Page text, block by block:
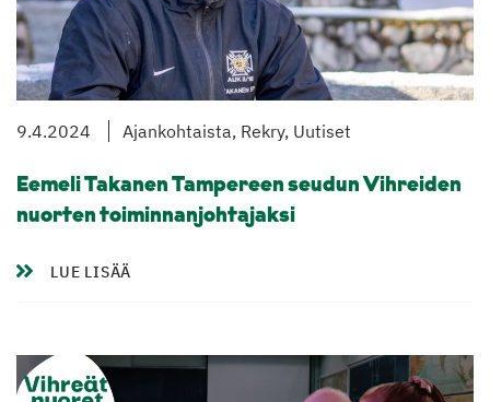
9.4.2024 Ajankohtaista, Rekry, Uutiset
Eemeli Takanen Tampereen seudun Vihreiden
nuorten toiminnanjohtajaksi
LUE LISÄÄ